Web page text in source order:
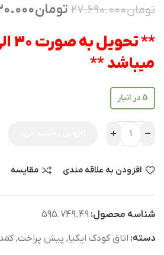
تومان۲۷.۶۹۰.۰۰۰ تومان
میباشد **
5 در انبار
افزودن به علاقه مندی مقایسه
شناسه محصول: 595.749.49
دسته: اتاق کودک ایکیا, پیش پراخت,